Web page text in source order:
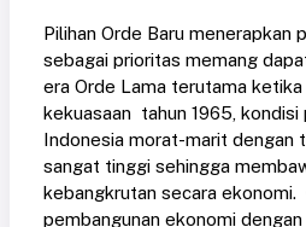
Pilihan Orde Baru menerapkan
sebagai prioritas memang
era Orde Lama terutama
kekuasaan tahun 1965, kondisi
Indonesia morat-marit dengan
sangat tinggi sehingga
kebangkrutan secara ekonomi.
pembangunan ekonomi